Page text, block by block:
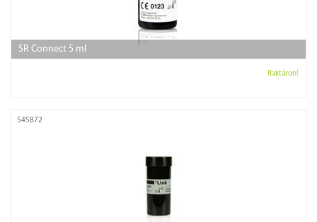
SR Connect 5 ml
Raktáron!
545872